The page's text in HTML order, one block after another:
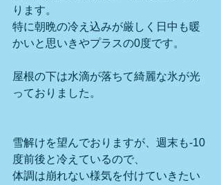
ります。
特に朝晩の冷え込みが厳しく日中も暖
かいと思いきやプラスの0度です。
屋根の下は水滴が落ちて綺麗な氷が光
っておりました。
雪解けを望んでおりますが、週末も-10
度前後と冷えているので、
体調は崩れない様気を付けていきたい